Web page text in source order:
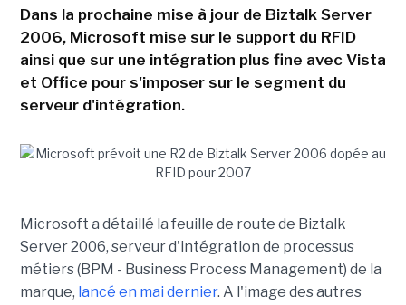
Dans la prochaine mise à jour de Biztalk Server
2006, Microsoft mise sur le support du RFID
ainsi que sur une intégration plus fine avec Vista
et Office pour s'imposer sur le segment du
serveur d'intégration.
Microsoft a détaillé la feuille de route de Biztalk
Server 2006, serveur d'intégration de processus
métiers (BPM - Business Process Management) de la
marque, lancé en mai dernier. A l'image des autres